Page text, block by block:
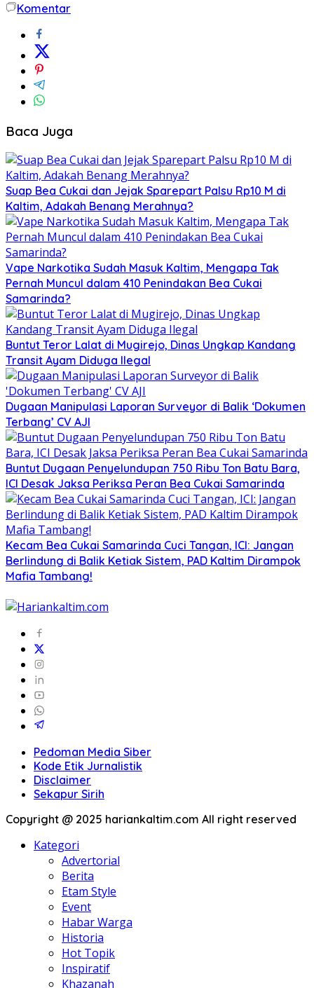
Komentar
Baca Juga
Suap Bea Cukai dan Jejak Sparepart Palsu Rp10 M di
Kaltim, Adakah Benang Merahnya?
Vape Narkotika Sudah Masuk Kaltim, Mengapa Tak
Pernah Muncul dalam 410 Penindakan Bea Cukai
Samarinda?
Buntut Teror Lalat di Mugirejo, Dinas Ungkap Kandang
Transit Ayam Diduga Ilegal
Dugaan Manipulasi Laporan Surveyor di Balik ‘Dokumen
Terbang’ CV AJI
Buntut Dugaan Penyelundupan 750 Ribu Ton Batu Bara,
ICI Desak Jaksa Periksa Peran Bea Cukai Samarinda
Kecam Bea Cukai Samarinda Cuci Tangan, ICI: Jangan
Berlindung di Balik Ketiak Sistem, PAD Kaltim Dirampok
Mafia Tambang!
Pedoman Media Siber
Kode Etik Jurnalistik
Disclaimer
Sekapur Sirih
Copyright @ 2025 hariankaltim.com All right reserved
Kategori
Advertorial
Berita
Etam Style
Event
Habar Warga
Historia
Hot Topik
Inspiratif
Khazanah